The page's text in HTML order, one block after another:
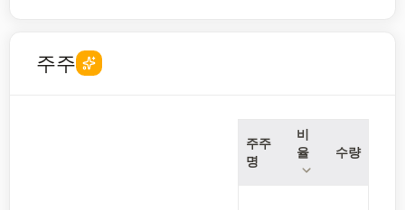
주주
주주
명
비
율
수량